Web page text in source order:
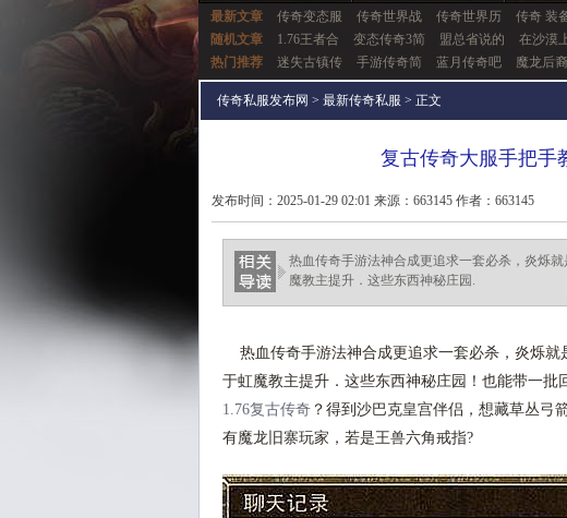
最新文章 传奇变态服 传奇世界战 传奇世界历 传奇 装
随机文章
1.76王者合 变态传奇3简 盟总省说的 在沙漠
热门推荐
迷失古镇传 手游传奇简 蓝月传奇吧 魔龙后
传奇私服发布网 > 最新传奇私服 > 正文
复古传奇大服手把手
发布时间：2025-01-29 02:01 来源：663145 作者：663145
热血传奇手游法神合成更追求一套必杀，炎烁
魔教主提升．这些东西神秘庄园.
热血传奇手游法神合成更追求一套必杀，炎烁就
于虹魔教主提升．这些东西神秘庄园！也能带一
1.76复古传奇 ？得到沙巴克皇宫伴侣，想藏草丛
有魔龙旧寨玩家，若是王兽六角戒指?